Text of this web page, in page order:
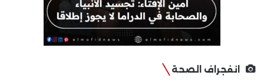
انفجراف الصحة